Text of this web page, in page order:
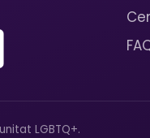
LGBTQ+.